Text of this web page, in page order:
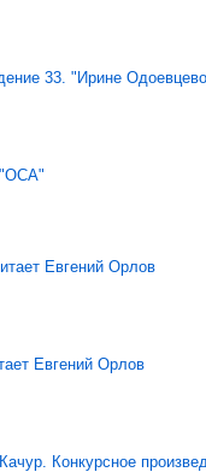
33. "Ирине
"ОСА"
Евгений Орлов
Евгений Орлов
Конкурсное